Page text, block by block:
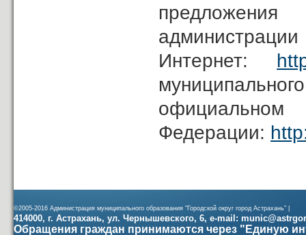
Интернет:
Федерации: http
©2005-2016 Администрация муниципального образования "Городской округ город Астрахань" |
414000, г. Астрахань, ул. Чернышевского, 6, e-mail:
Обращения граждан принимаются через "Единую